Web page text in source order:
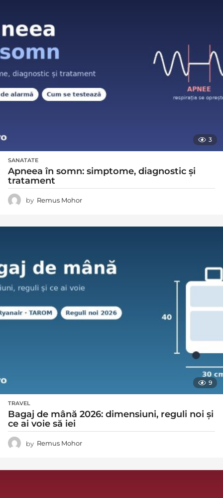
3
SANATATE
Apneea în somn: simptome, diagnostic și
tratament
by Remus Mohor
9
TRAVEL
Bagaj de mână 2026: dimensiuni, reguli noi și
ce ai voie să iei
by Remus Mohor